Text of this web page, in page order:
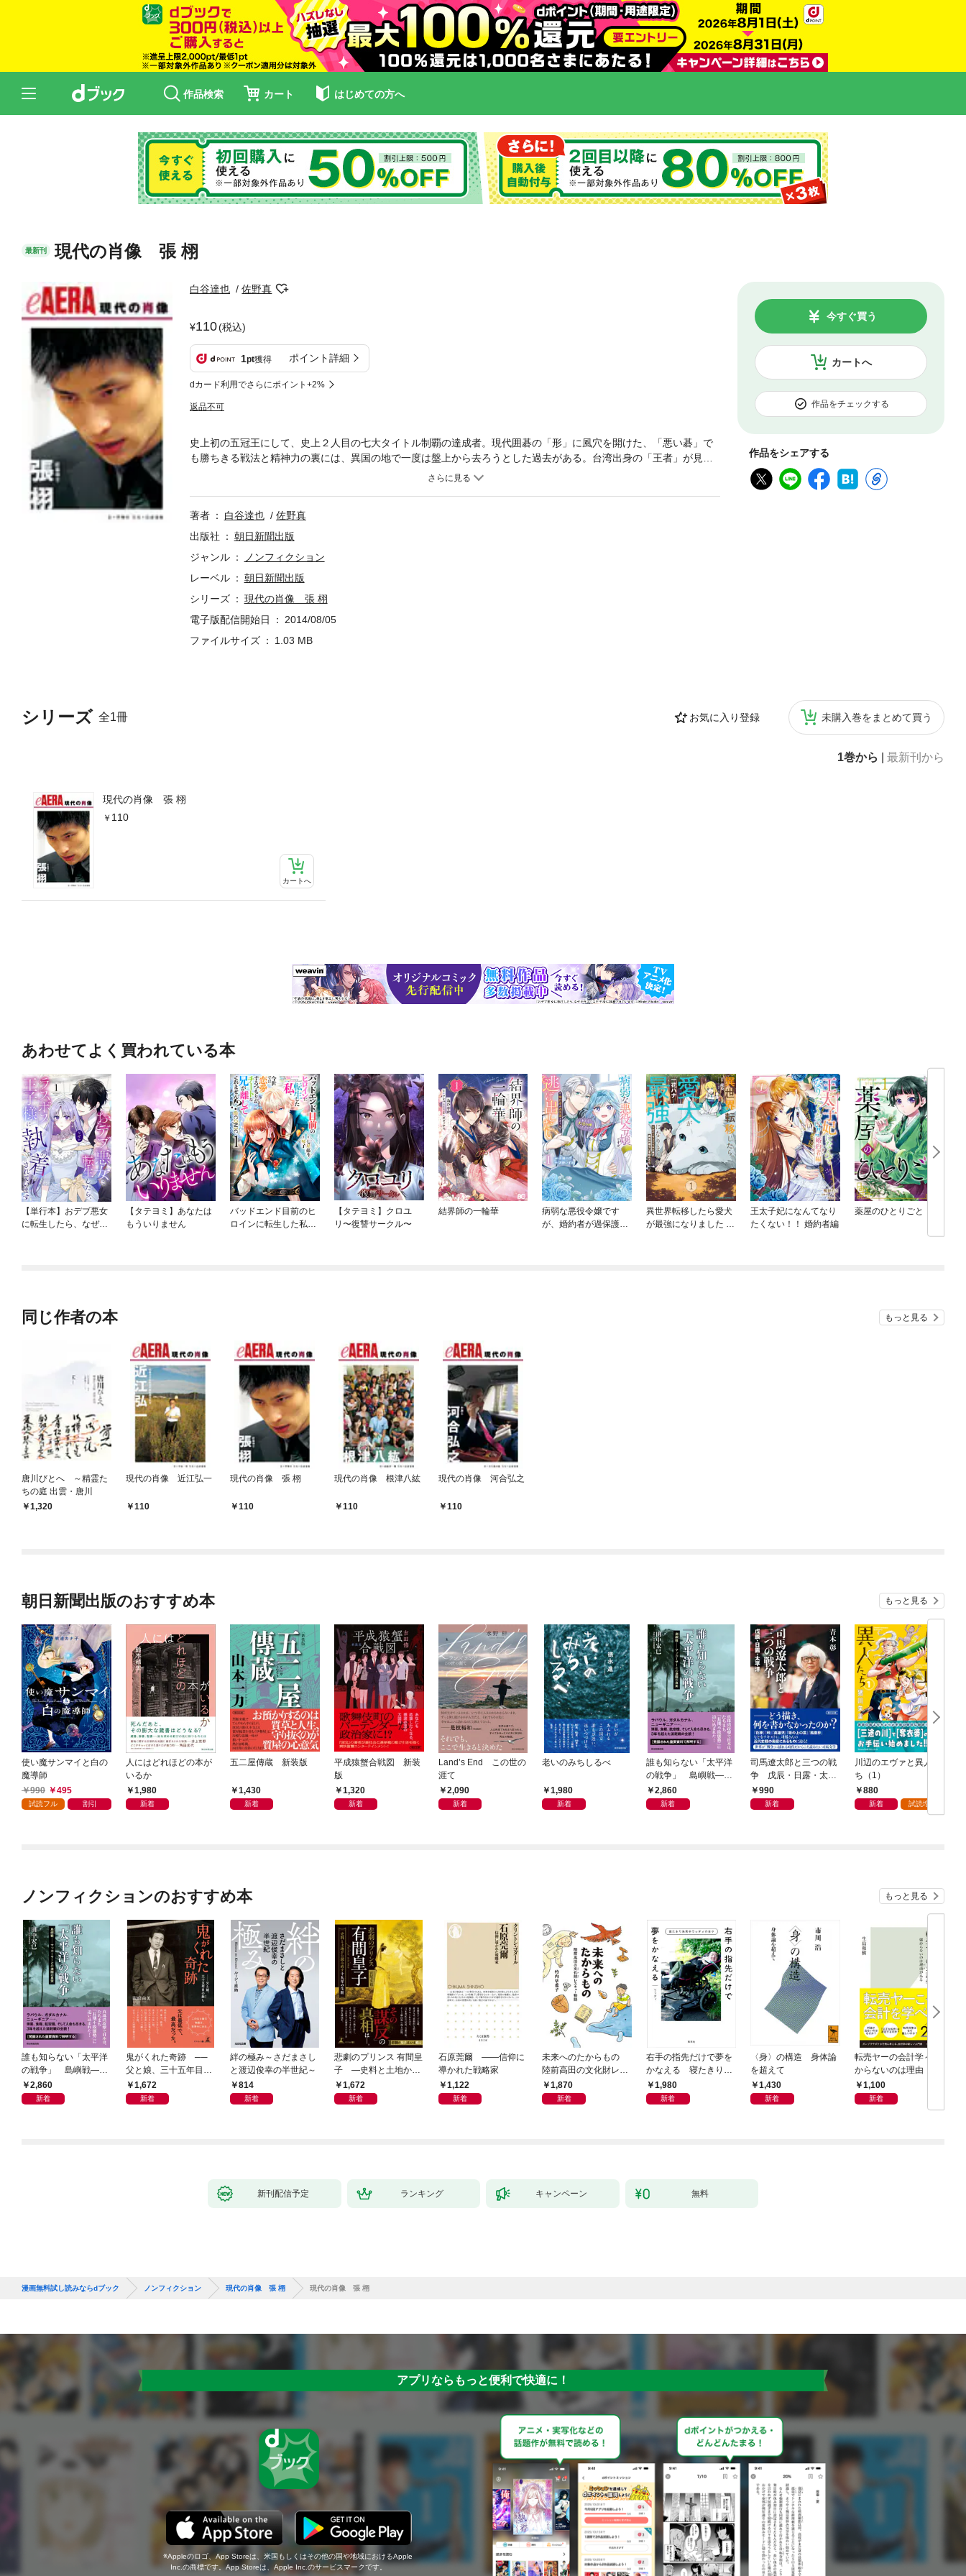
作品検索 カート はじめての方へ
最新刊 現代の肖像 張 栩
白谷達也 佐野真
110(税込)
1pt獲得 ポイント詳細
dカード利用でさらにポイント+2%
返品不可
カートへ
今すぐ買う
作品をチェックする
作品をシェアする
シリーズ 全1冊 お気に入り登録 未購入巻をまとめて買う
1巻から 最新刊から
現代の肖像 張 栩
110
カートへ
史上初の五冠王にして、史上２人目の七大タイトル制覇の達成者。現代囲碁の「形」に風穴を開けた、「悪い碁」で
も勝ちきる戦法と精神力の裏には、異国の地で一度は盤上から去ろうとした過去がある。台湾出身の「王者」が見せ
著者 白谷達也
佐野真
出版社
朝日新聞出版
ジャンル
ノンフィクション
レーベル
朝日新聞出版
シリーズ
現代の肖像 張 栩
電子版配信開始日
2014/08/05
ファイルサイズ
1.03 MB
あわせてよく買われている本
【単行本】おデブ悪女
に転生したら、なぜか
【タテヨミ】あなたは
もういりません
バッドエンド目前のヒ
ロインに転生した私、
【タテヨミ】クロユ
リ〜復讐サークル〜
結界師の一輪華
病弱な悪役令嬢です
が、婚約者が過保護す
異世界転移したら愛犬
が最強になりました ～
王太子妃になんてなり
たくない！！ 婚約者編
薬屋のひとりごと
同じ作者の本 もっと見る
唐川びとへ ～精霊た
ちの庭 出雲・唐川
1,320
現代の肖像 近江弘一
110
現代の肖像 張 栩
110
現代の肖像 根津八紘
110
現代の肖像 河合弘之
110
朝日新聞出版のおすすめ本 もっと見る
使い魔サンマイと白の
魔導師
990
495
試読フル 割引
人にはどれほどの本が
いるか
1,980
新着
五二屋傳蔵 新装版
1,430
新着
平成猿蟹合戦図 新装
版
1,320
新着
Land’s End この世の
涯て
2,090
新着
老いのみちしるべ
1,980
新着
誰も知らない「太平洋
の戦争」 島嶼戦――
マッカーサーとの激闘
の真実
2,860
新着
司馬遼太郎と三つの戦
争 戊辰・日露・太平
洋990
新着
川辺のエヴァと異人た
ち（1）
880
新着 試読増量
ノンフィクションのおすすめ本 もっと見る
誰も知らない「太平洋
の戦争」 島嶼戦――
マッカーサーとの激闘
の真実
2,860
新着
鬼がくれた奇跡 ──
父と娘、三十五年目の
赦し1,672
新着
絆の極み～さだまさし
と渡辺俊幸の半世紀～
814
新着
悲劇のプリンス 有間皇
子 ―史料と土地から
読み直す十九年の生涯
1,672
新着
石原莞爾 ――信仰に
導かれた戦略家
1,122
新着
未来へのたからもの
陸前高田の文化財レス
キュー物語
1,870
新着
右手の指先だけで夢を
かなえる 寝たきり系
男子ウッディの日々
1,980
新着
〈身〉の構造 身体論
を超えて
1,430
新着
転売ヤーの会計学～儲
からないのは理由（わ
け）がある～
1,100
新着
新刊配信予定 ランキング キャンペーン 無料
漫画無料試し読みならdブック ノンフィクション 現代の肖像 張 栩 現代の肖像 張 栩
アプリならもっと便利で快適に！
Appleのロゴ、App Storeは、米国もしくはその他の国や地域におけるApple
Inc.の商標です。App Storeは、Apple Inc.のサービスマークです。